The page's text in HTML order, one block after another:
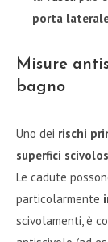
porta
Misure
bagno
Uno dei rischi
superfici
Le cadute
particolarmente
scivolamenti, è